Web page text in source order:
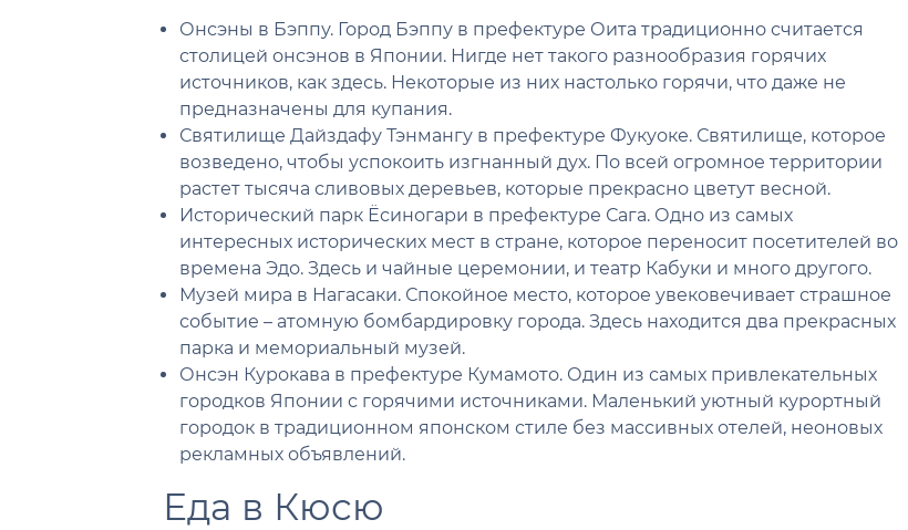
Онсэны в Бэппу. Город Бэппу в префектуре Оита традиционно считается
столицей онсэнов в Японии. Нигде нет такого разнообразия горячих
источников, как здесь. Некоторые из них настолько горячи, что даже не
предназначены для купания.
Святилище Дайздафу Тэнмангу в префектуре Фукуоке. Святилище, которое
возведено, чтобы успокоить изгнанный дух. По всей огромное территории
растет тысяча сливовых деревьев, которые прекрасно цветут весной.
Исторический парк Ёсиногари в префектуре Сага. Одно из самых
интересных исторических мест в стране, которое переносит посетителей во
времена Эдо. Здесь и чайные церемонии, и театр Кабуки и много другого.
Музей мира в Нагасаки. Спокойное место, которое увековечивает страшное
событие – атомную бомбардировку города. Здесь находится два прекрасных
парка и мемориальный музей.
Онсэн Курокава в префектуре Кумамото. Один из самых привлекательных
городков Японии с горячими источниками. Маленький уютный курортный
городок в традиционном японском стиле без массивных отелей, неоновых
рекламных объявлений.
Еда в Кюсю